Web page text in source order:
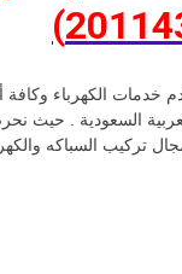
خدمات الكهرباء وكافة
السعودية . حيث
تركيب السباكه